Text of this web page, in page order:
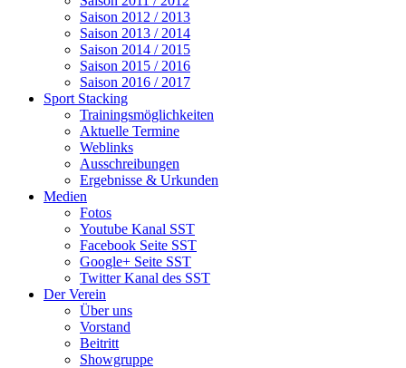
Saison 2012 / 2013
Saison 2013 / 2014
Saison 2014 / 2015
Saison 2015 / 2016
Saison 2016 / 2017
Sport Stacking
Trainingsmöglichkeiten
Aktuelle Termine
Weblinks
Ausschreibungen
Ergebnisse & Urkunden
Medien
Fotos
Youtube Kanal SST
Facebook Seite SST
Google+ Seite SST
Twitter Kanal des SST
Der Verein
Über uns
Vorstand
Beitritt
Showgruppe